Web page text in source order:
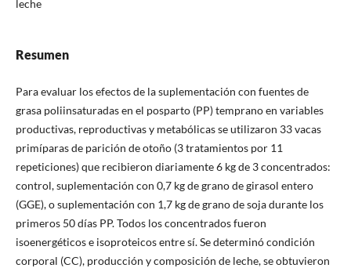
leche
Resumen
Para evaluar los efectos de la suplementación con fuentes de
grasa poliinsaturadas en el posparto (PP) temprano en variables
productivas, reproductivas y metabólicas se utilizaron 33 vacas
primíparas de parición de otoño (3 tratamientos por 11
repeticiones) que recibieron diariamente 6 kg de 3 concentrados:
control, suplementación con 0,7 kg de grano de girasol entero
(GGE), o suplementación con 1,7 kg de grano de soja durante los
primeros 50 días PP. Todos los concentrados fueron
isoenergéticos e isoproteicos entre sí. Se determinó condición
corporal (CC), producción y composición de leche, se obtuvieron